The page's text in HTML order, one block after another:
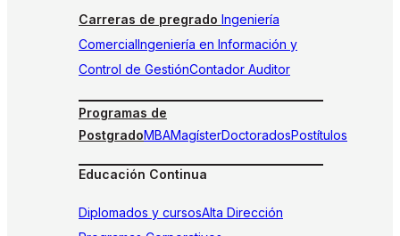
Carreras de pregrado Ingeniería
ComercialIngeniería en Información y
Control de GestiónContador Auditor
Programas de
PostgradoMBAMagísterDoctoradosPostítulos
Educación Continua
Diplomados y cursosAlta Dirección